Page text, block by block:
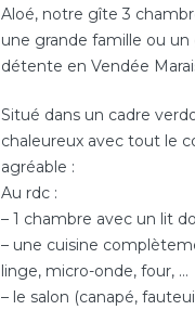
Aloé, notre gîte 3
une grande famille ou
détente en Vendée
Situé dans un cadre
chaleureux avec tout le
agréable :
Au rdc :
– 1 chambre avec un lit
– une cuisine
linge, micro-onde, four, …
– le salon (canapé,